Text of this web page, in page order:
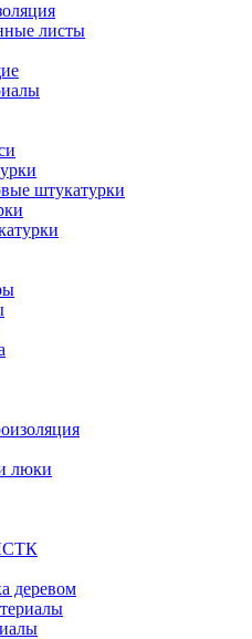
листы
штукатурки
люки
деревом